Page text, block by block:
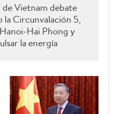
de Vietnam debate
Circunvalación 5,
Hai Phong y
la energía